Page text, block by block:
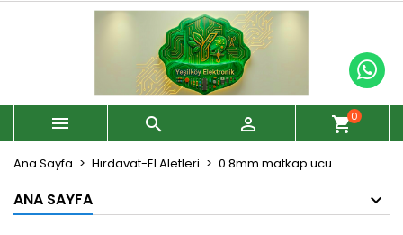
   shopping_cart0
Ana Sayfa Hırdavat-El Aletleri 0.8mm matkap ucu
ANA SAYFA